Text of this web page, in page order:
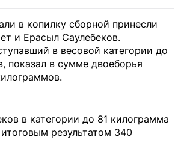
в копилку сборной принесли
и Ерасыл Саулебеков.
в весовой категории до
показал в сумме двоеборья
в категории до 81 килограмма
результатом 340